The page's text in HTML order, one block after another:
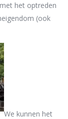
het optreden
(ook
We kunnen het